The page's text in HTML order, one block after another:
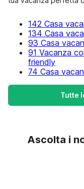
142 Casa
134 Casa
93 Casa
91 Vacanza
friendly
74 Casa
Tutte
Ascolta i